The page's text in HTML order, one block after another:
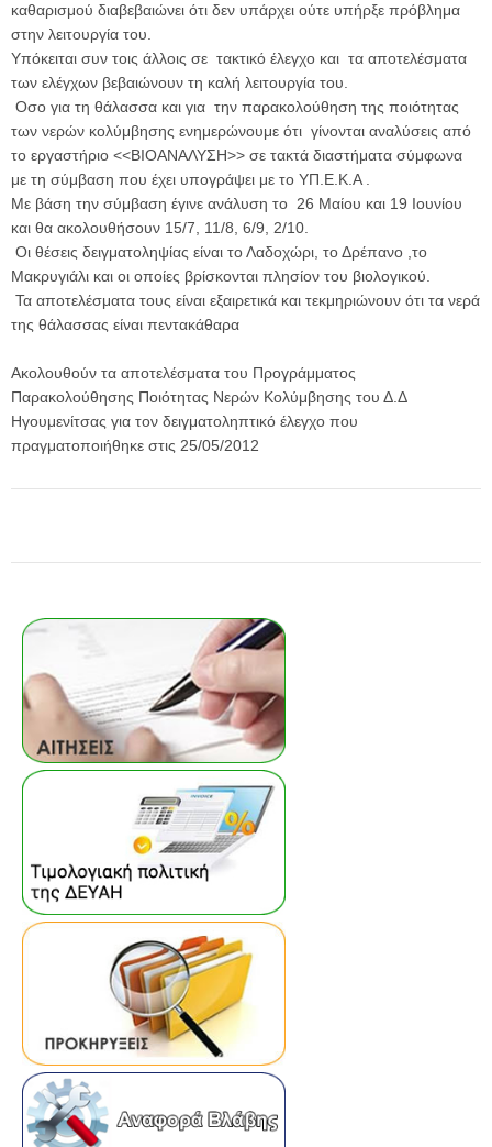
καθαρισμού διαβεβαιώνει ότι δεν υπάρχει ούτε υπήρξε πρόβλημα
στην λειτουργία του.
Υπόκειται συν τοις άλλοις σε τακτικό έλεγχο και τα αποτελέσματα
των ελέγχων βεβαιώνουν τη καλή λειτουργία του.
Οσο για τη θάλασσα και για την παρακολούθηση της ποιότητας
των νερών κολύμβησης ενημερώνουμε ότι γίνονται αναλύσεις από
το εργαστήριο <<ΒΙΟΑΝΑΛΥΣΗ>> σε τακτά διαστήματα σύμφωνα
με τη σύμβαση που έχει υπογράψει με το ΥΠ.Ε.Κ.Α .
Με βάση την σύμβαση έγινε ανάλυση το 26 Μαίου και 19 Ιουνίου
και θα ακολουθήσουν 15/7, 11/8, 6/9, 2/10.
Οι θέσεις δειγματοληψίας είναι το Λαδοχώρι, το Δρέπανο ,το
Μακρυγιάλι και οι οποίες βρίσκονται πλησίον του βιολογικού.
Τα αποτελέσματα τους είναι εξαιρετικά και τεκμηριώνουν ότι τα νερά
της θάλασσας είναι πεντακάθαρα
Ακολουθούν τα αποτελέσματα του Προγράμματος
Παρακολούθησης Ποιότητας Νερών Κολύμβησης του Δ.Δ
Ηγουμενίτσας για τον δειγματοληπτικό έλεγχο που
πραγματοποιήθηκε στις 25/05/2012